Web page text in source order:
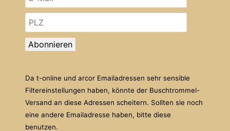
Abonnieren
Da t-online und arcor Emailadressen sehr sensible
Filtereinstellungen haben, könnte der Buschtrommel-
Versand an diese Adressen scheitern. Sollten sie noch
eine andere Emailadresse haben, bitte diese
benutzen.